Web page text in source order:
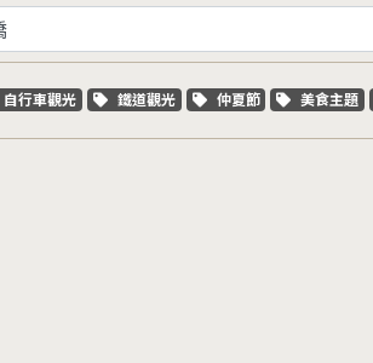
關鍵字標籤
自行車觀光 關鍵字標籤
鐵道觀光 關鍵字標籤
仲夏節 關鍵字標籤
美食主題